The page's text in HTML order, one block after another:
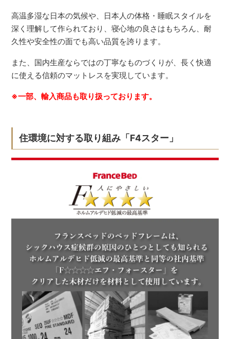
高温多湿な日本の気候や、日本人の体格・睡眠スタイルを
深く理解して作られており、寝心地の良さはもちろん、耐
久性や安全性の面でも高い品質を誇ります。
また、国内生産ならではの丁寧なものづくりが、長く快適
に使える信頼のマットレスを実現しています。
※一部、輸入商品も取り扱っております。
住環境に対する取り組み「F4スター」